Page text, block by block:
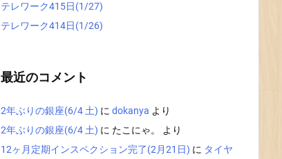
テレワーク415日(1/27)
テレワーク414日(1/26)
最近のコメント
2年ぶりの銀座(6/4 土) に dokanya より
2年ぶりの銀座(6/4 土) に たこにゃ。
より
12ヶ月定期インスペクション完了(2月21日) に タイヤ